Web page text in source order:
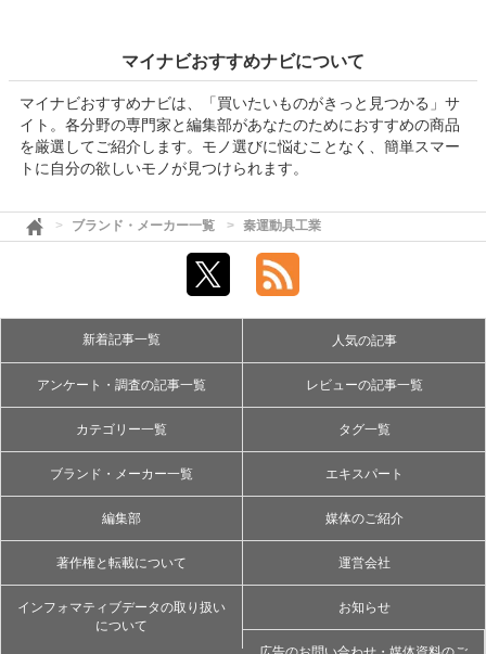
マイナビおすすめナビについて
マイナビおすすめナビは、「買いたいものがきっと見つかる」サ
イト。各分野の専門家と編集部があなたのためにおすすめの商品
を厳選してご紹介します。モノ選びに悩むことなく、簡単スマー
トに自分の欲しいモノが見つけられます。
ブランド・メーカー一覧 秦運動具工業
新着記事一覧 人気の記事
アンケート・調査の記事一覧 レビューの記事一覧
カテゴリー一覧 タグ一覧
ブランド・メーカー一覧 エキスパート
編集部 媒体のご紹介
著作権と転載について 運営会社
インフォマティブデータの取り扱い
について
お知らせ